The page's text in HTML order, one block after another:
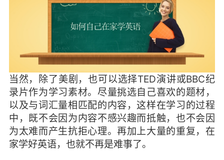
当然，除了美剧，也可以选择TED演讲或BBC纪
录片作为学习素材。尽量挑选自己喜欢的题材，
以及与词汇量相匹配的内容，这样在学习的过程
中，既不会因为内容不感兴趣而抵触，也不会因
为太难而产生抗拒心理。再加上大量的重复，在
家学好英语，也就不再是难事了。